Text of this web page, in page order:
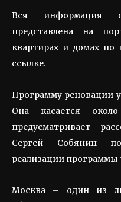
Вся информация
представлена на
квартирах и домах по
ссылке.
Программу реновации
Она касается
предусматривает
Сергей Собянин
реализации программы
Москва – один из